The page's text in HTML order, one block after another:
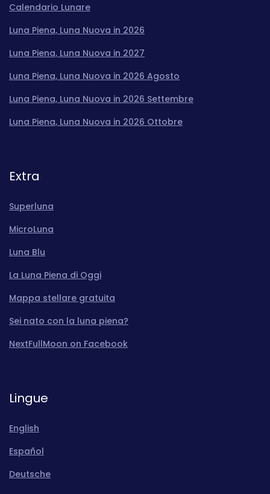
Calendario Lunare
Luna Piena, Luna Nuova in 2026
Luna Piena, Luna Nuova in 2027
Luna Piena, Luna Nuova in 2026 Agosto
Luna Piena, Luna Nuova in 2026 Settembre
Luna Piena, Luna Nuova in 2026 Ottobre
Extra
Superluna
MicroLuna
Luna Blu
La Luna Piena di Oggi
Mappa stellare gratuita
Sei nato con la luna piena?
NextFullMoon on Facebook
Lingue
English
Español
Deutsche